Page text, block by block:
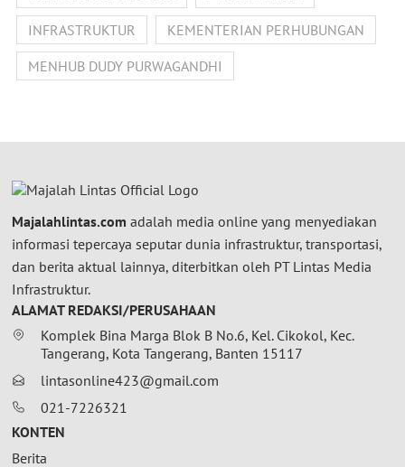
INFRASTRUKTUR
KEMENTERIAN PERHUBUNGAN
MENHUB DUDY PURWAGANDHI
Majalahlintas.com adalah media online yang menyediakan
informasi tepercaya seputar dunia infrastruktur, transportasi,
dan berita aktual lainnya, diterbitkan oleh PT Lintas Media
Infrastruktur.
ALAMAT REDAKSI/PERUSAHAAN
Komplek Bina Marga Blok B No.6, Kel. Cikokol, Kec.
Tangerang, Kota Tangerang, Banten 15117
lintasonline423@gmail.com
021-7226321
KONTEN
Berita